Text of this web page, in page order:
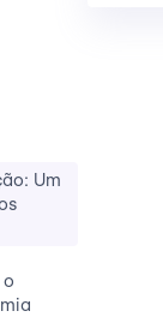
Um